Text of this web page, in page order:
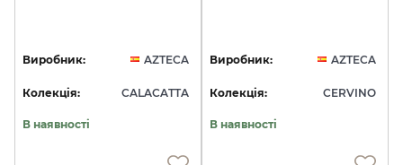
Виробник: AZTECA
Колекція: CALACATTA
В наявності
Виробник: AZTECA
Колекція: CERVINO
В наявності